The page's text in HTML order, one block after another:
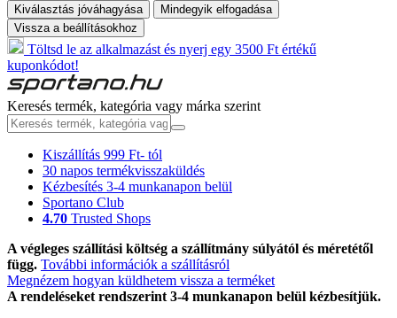
Kiválasztás jóváhagyása
Mindegyik elfogadása
Vissza a beállításokhoz
Töltsd le az alkalmazást és nyerj egy 3500 Ft értékű
kuponkódot!
Keresés termék, kategória vagy márka szerint
Kiszállítás 999 Ft- tól
30 napos termékvisszaküldés
Kézbesítés 3-4 munkanapon belül
Sportano Club
4.70 Trusted Shops
A végleges szállítási költség a szállítmány súlyától és méretétől
függ. További információk a szállításról
Megnézem hogyan küldhetem vissza a terméket
A rendeléseket rendszerint 3-4 munkanapon belül kézbesítjük.